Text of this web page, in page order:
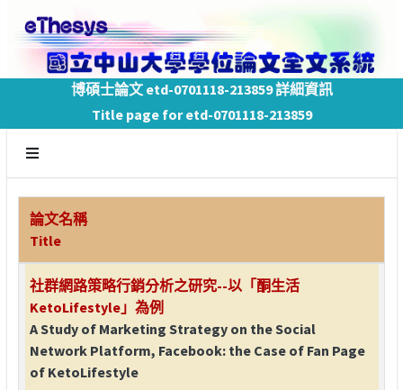
博碩士論文 etd-0701118-213859 詳細資訊
Title page for etd-0701118-213859
論文名稱
Title
社群網路策略行銷分析之研究--以「酮生活
KetoLifestyle」為例
A Study of Marketing Strategy on the Social
Network Platform, Facebook: the Case of Fan Page
of KetoLifestyle